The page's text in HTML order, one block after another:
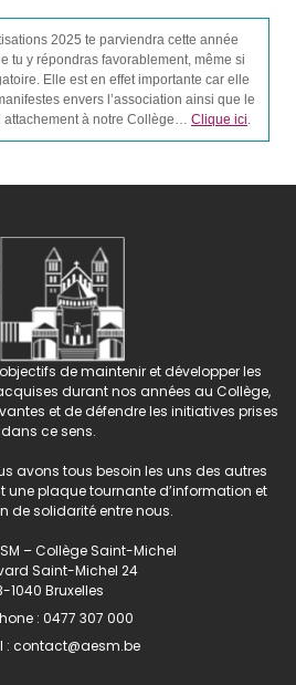
2025 te parviendra cette année
tu y répondras favorablement, même si
Elle est en effet importante car elle
envers l’association ainsi que le
attachement à notre Collège… Clique ici.
de maintenir et développer les
durant nos années au Collège,
et de défendre les initiatives prises
dans ce sens.
avons tous besoin les uns des autres
une plaque tournante d’information et
de solidarité entre nous.
– Collège Saint-Michel
Saint-Michel 24
1040 Bruxelles
: 0477 307 000
: contact@aesm.be